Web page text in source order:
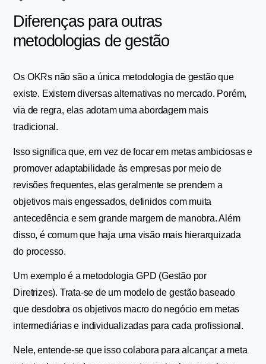
Diferenças para outras
metodologias de gestão
Os OKRs não são a única metodologia de gestão que
existe. Existem diversas alternativas no mercado. Porém,
via de regra, elas adotam uma abordagem mais
tradicional.
Isso significa que, em vez de focar em metas ambiciosas e
promover adaptabilidade às empresas por meio de
revisões frequentes, elas geralmente se prendem a
objetivos mais engessados, definidos com muita
antecedência e sem grande margem de manobra. Além
disso, é comum que haja uma visão mais hierarquizada
do processo.
Um exemplo é a metodologia GPD (Gestão por
Diretrizes). Trata-se de um modelo de gestão baseado
que desdobra os objetivos macro do negócio em metas
intermediárias e individualizadas para cada profissional.
Nele, entende-se que isso colabora para alcançar a meta